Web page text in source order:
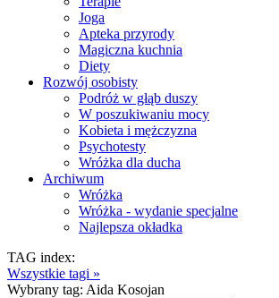
Joga
Apteka przyrody
Magiczna kuchnia
Diety
Rozwój osobisty
Podróż w głąb duszy
W poszukiwaniu mocy
Kobieta i mężczyzna
Psychotesty
Wróżka dla ducha
Archiwum
Wróżka
Wróżka - wydanie specjalne
Najlepsza okładka
TAG index:
Wszystkie tagi »
Wybrany tag: Aida Kosojan